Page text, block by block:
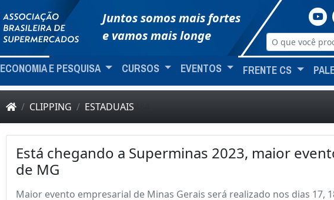
Juntos somos mais fortes
e vamos mais longe
ECONOMIA E PESQUISA CURSOS EVENTOS FRENTE CS
CLIPPING ESTADUAIS
Está chegando a Superminas 2023, maior
de MG
Maior evento empresarial de Minas Gerais será realizado nos dias 17,